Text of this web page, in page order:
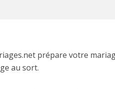
prépare votre
au sort.